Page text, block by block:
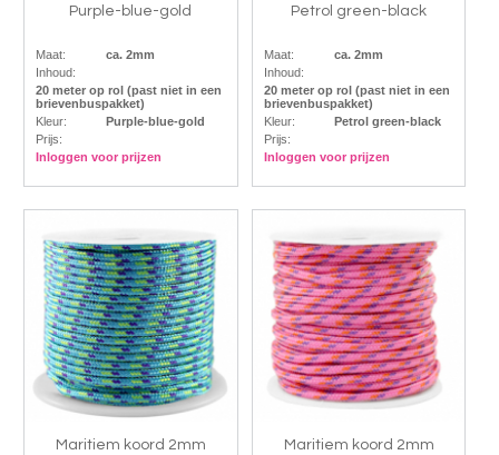
Purple-blue-gold
Maat:
ca. 2mm
Inhoud:
20 meter op rol (past niet in een
brievenbuspakket)
Kleur:
Purple-blue-gold
Prijs:
Inloggen voor prijzen
Petrol green-black
Maat:
ca. 2mm
Inhoud:
20 meter op rol (past niet in een
brievenbuspakket)
Kleur:
Petrol green-black
Prijs:
Inloggen voor prijzen
Maritiem koord 2mm
Maritiem koord 2mm